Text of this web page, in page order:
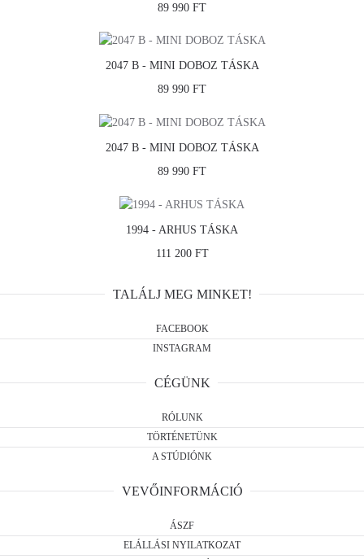
89 990 FT
2047 B - MINI DOBOZ TÁSKA
89 990 FT
2047 B - MINI DOBOZ TÁSKA
89 990 FT
1994 - ARHUS TÁSKA
111 200 FT
TALÁLJ MEG MINKET!
FACEBOOK
INSTAGRAM
CÉGÜNK
RÓLUNK
TÖRTÉNETÜNK
A STÚDIÓNK
VEVŐINFORMÁCIÓ
ÁSZF
ELÁLLÁSI NYILATKOZAT